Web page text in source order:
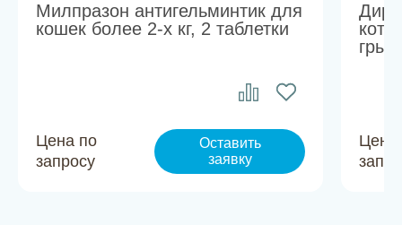
Милпразон антигельминтик для
кошек более 2-х кг, 2 таблетки
Цена по
запросу
Оставить
заявку
Цена